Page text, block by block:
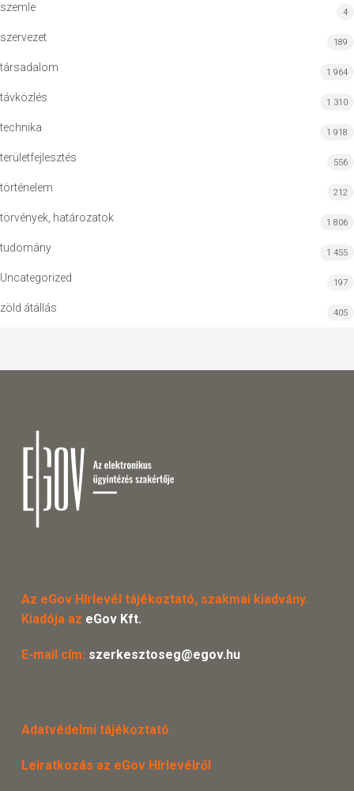
szemle 4
szervezet 189
társadalom 1 964
távközlés 1 310
technika 1 918
területfejlesztés 556
történelem 212
törvények, határozatok 1 806
tudomány 1 455
Uncategorized 197
zöld átállás 405
Az eGov Hírlevél tájékoztató, szakmai kiadvány.
Kiadója az eGov Kft.
E-mail cím: szerkesztoseg@egov.hu
Adatvédelmi tájékoztató
Leiratkozás az eGov Hírlevélről